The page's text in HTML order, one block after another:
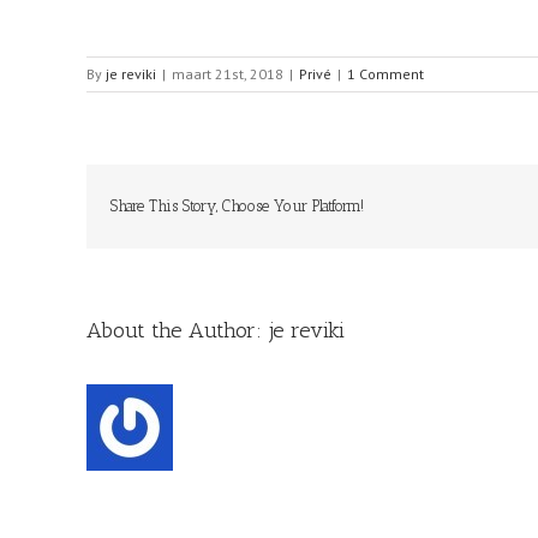
By je reviki | maart 21st, 2018 | Privé | 1 Comment
Share This Story, Choose Your Platform!
About the Author: je reviki